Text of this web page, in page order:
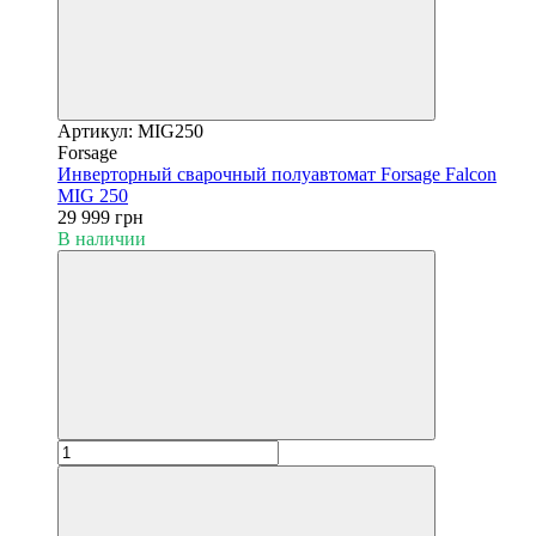
Артикул: MIG250
Forsage
Инверторный сварочный полуавтомат Forsage Falcon
MIG 250
29 999 грн
В наличии